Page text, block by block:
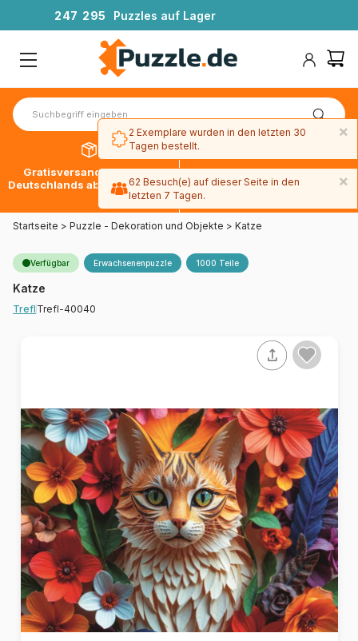
247 295 Puzzles auf Lager
Gratisversand innerhalb
Deutschlands ab 49 € mit DPD
30 Tage später bezahlen
mit Paypal
Startseite > Puzzle - Dekoration und Objekte > Katze
Verfügbar Erwachsenenpuzzle 1000 Teile
Katze
Trefl Trefl-40040
×
2 Exemplare wurden in den letzten 30
Tagen bestellt.
×
62 Besuch(e) auf dieser Seite in den
letzten 7 Tagen.